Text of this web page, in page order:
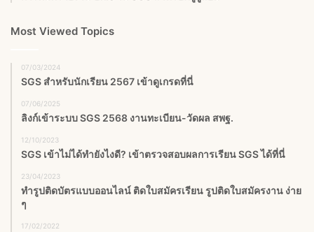
Most Viewed Topics
07/03/2024
SGS สําหรับนักเรียน 2567 เข้าดูเกรดที่นี่
07/06/2025
ลิงก์เข้าระบบ SGS 2568 งานทะเบียน-วัดผล สพฐ.
12/10/2023
SGS เข้าไม่ได้ทำยังไงดี? เข้าตรวจสอบผลการเรียน SGS ได้ที่นี่
23/04/2023
ทำรูปติดบัตรแบบออนไลน์ ติดใบสมัครเรียน รูปติดใบสมัครงาน ง่าย
ๆ
17/02/2022